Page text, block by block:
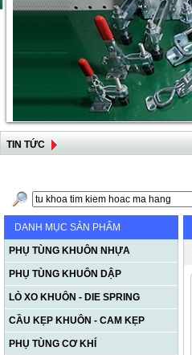
TIN TỨC
DANH MỤC SẢN PHẨM
PHỤ TÙNG KHUÔN NHỰA
PHỤ TÙNG KHUÔN DẬP
LÒ XO KHUÔN - DIE SPRING
CẦU KẸP KHUÔN - CAM KẸP
PHỤ TÙNG CƠ KHÍ